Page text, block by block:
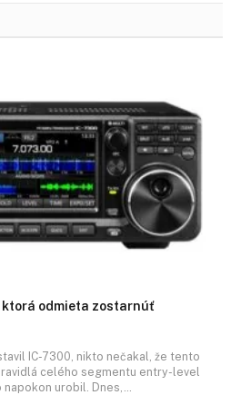
ktorá odmieta zostarnúť
IC-7300, nikto nečakal, že tento
celého segmentu entry-level
urobil. Dnes,…